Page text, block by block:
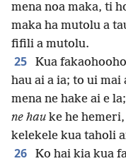
mena noa maka, ti
maka ha mutolu a
fifili a mutolu.
25 Kua
hau ai a ia; to ui mai
mena ne hake ai e
ne hau ke he
kelekele kua taholi
26 Ko hai kia kua